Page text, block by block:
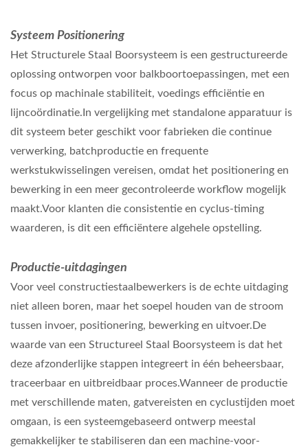
Systeem Positionering
Het Structurele Staal Boorsysteem is een gestructureerde
oplossing ontworpen voor balkboortoepassingen, met een
focus op machinale stabiliteit, voedings efficiëntie en
lijncoördinatie.In vergelijking met standalone apparatuur is
dit systeem beter geschikt voor fabrieken die continue
verwerking, batchproductie en frequente
werkstukwisselingen vereisen, omdat het positionering en
bewerking in een meer gecontroleerde workflow mogelijk
maakt.Voor klanten die consistentie en cyclus-timing
waarderen, is dit een efficiëntere algehele opstelling.
Productie-uitdagingen
Voor veel constructiestaalbewerkers is de echte uitdaging
niet alleen boren, maar het soepel houden van de stroom
tussen invoer, positionering, bewerking en uitvoer.De
waarde van een Structureel Staal Boorsysteem is dat het
deze afzonderlijke stappen integreert in één beheersbaar,
traceerbaar en uitbreidbaar proces.Wanneer de productie
met verschillende maten, gatvereisten en cyclustijden moet
omgaan, is een systeemgebaseerd ontwerp meestal
gemakkelijker te stabiliseren dan een machine-voor-